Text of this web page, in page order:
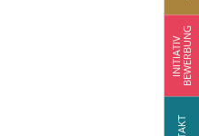
INITIATIVBEWERBUNG